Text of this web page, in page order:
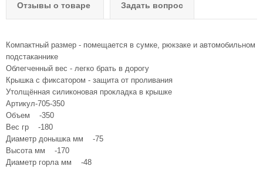
Отзывы о товаре Задать вопрос
Компактный размер - помещается в сумке, рюкзаке и автомобильном
подстаканнике
Облегченный вес - легко брать в дорогу
Крышка с фиксатором - защита от проливания
Утолщённая силиконовая прокладка в крышке
Артикул-705-350
Объем -350
Вес гр -180
Диаметр донышка мм -75
Высота мм -170
Диаметр горла мм -48